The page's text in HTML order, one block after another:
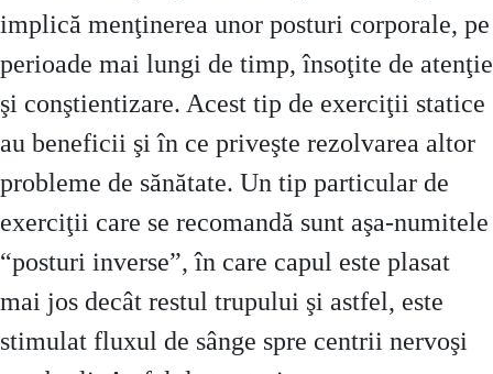
implică menţinerea unor posturi corporale, pe
perioade mai lungi de timp, însoţite de atenţie
şi conştientizare. Acest tip de exerciţii statice
au beneficii şi în ce priveşte rezolvarea altor
probleme de sănătate. Un tip particular de
exerciţii care se recomandă sunt aşa-numitele
“posturi inverse”, în care capul este plasat
mai jos decât restul trupului şi astfel, este
stimulat fluxul de sânge spre centrii nervoşi